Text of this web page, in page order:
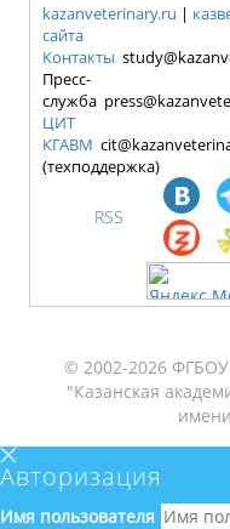
kazanveterinary.ru |
сайта
Контакты
Пресс-
служба
ЦИТ
КГАВМ
(техподдержка)
RSS
© 2002-2026
"Казанская
Авторизация
Имя пользователя